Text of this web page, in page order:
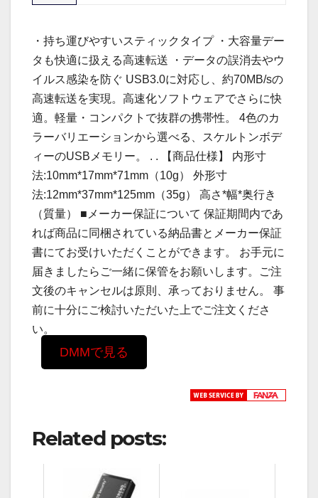
・持ち運びやすいスティックタイプ ・大容量デー
タも快適に扱える高速転送 ・データの誤消去やウ
イルス感染を防ぐ USB3.0に対応し、約70MB/sの
高速転送を実現。高速化ソフトウェアでさらに快
適。軽量・コンパクトで抜群の携帯性。 4色のカ
ラーバリエーションから選べる、スケルトンボデ
ィーのUSBメモリー。 . . 【商品仕様】 内形寸
法:10mm*17mm*71mm（10g） 外形寸
法:12mm*37mm*125mm（35g） 高さ*幅*奥行き
（質量） ■メーカー保証について 保証期間内であ
れば商品に同梱されている納品書とメーカー保証
書にてお受けいただくことができます。 お手元に
届きましたらご一緒に保管をお願いします。ご注
文後のキャンセルは原則、承っておりません。 事
前に十分にご検討いただいた上でご注文くださ
い。
DMMで見る
Related posts: